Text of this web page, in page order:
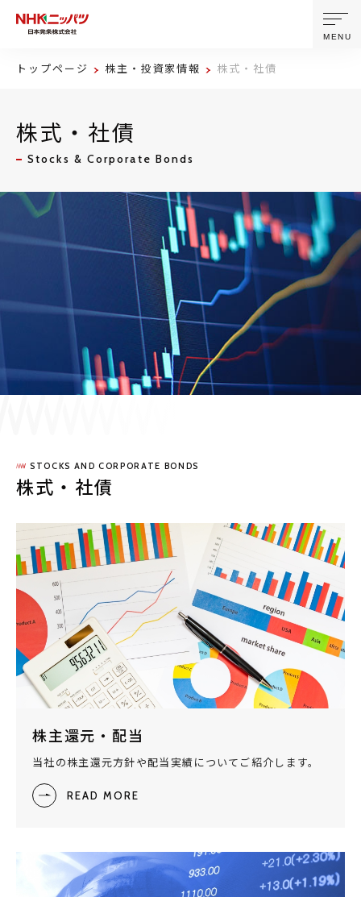
お問い合わせ
製品・技術
企業情報
ニュース
サステナビリティ
株主・投資家情報
採用情報
MENU
トップページ 株主・投資家情報 株式・社債
株式・社債
Stocks & Corporate Bonds
STOCKS AND CORPORATE BONDS
株式・社債
株主還元・配当
当社の株主還元方針や配当実績についてご紹介します。
READ MORE